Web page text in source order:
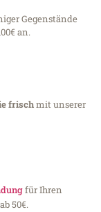
Gegenstände
an.
frischmit unserer
für Ihren
50€.